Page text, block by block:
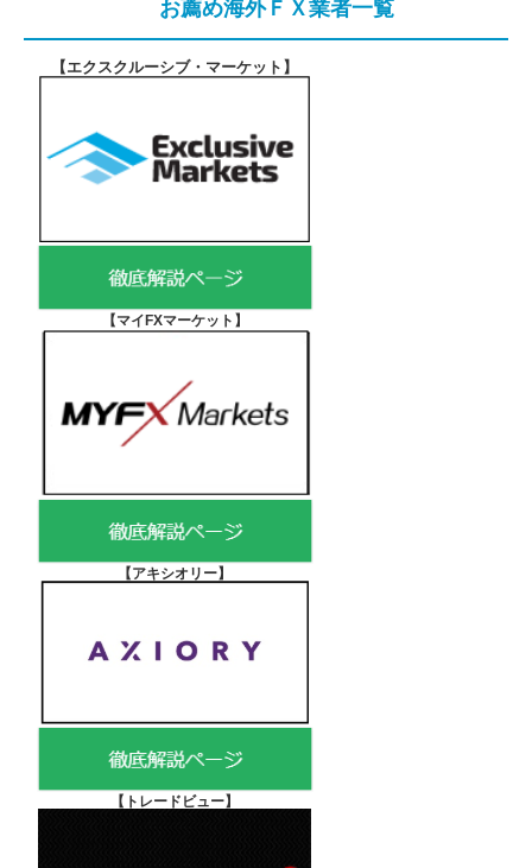
お薦め海外ＦＸ業者一覧
【エクスクルーシブ・マーケット 】
【マイFXマーケット 】
【アキシオリー】
【 トレードビュー】